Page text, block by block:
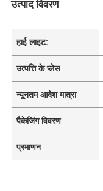
उत्पाद विवरण
हाई लाइट:
उत्पत्ति के प्लेस
न्यूनतम आदेश मात्रा
पैकेजिंग विवरण
प्रमाणन